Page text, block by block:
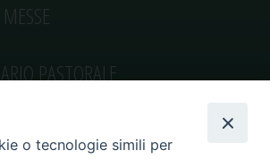
PASTORALE
o tecnologie simili per